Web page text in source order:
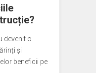
devenit o
și
beneficii pe